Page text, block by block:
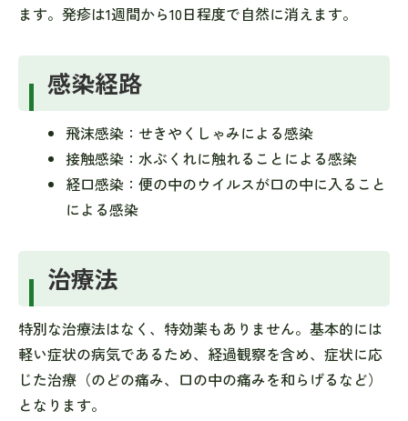
ます。発疹は1週間から10日程度で自然に消えます。
感染経路
飛沫感染：せきやくしゃみによる感染
接触感染：水ぶくれに触れることによる感染
経口感染：便の中のウイルスが口の中に入ること
による感染
治療法
特別な治療法はなく、特効薬もありません。基本的には
軽い症状の病気であるため、経過観察を含め、症状に応
じた治療（のどの痛み、口の中の痛みを和らげるなど）
となります。